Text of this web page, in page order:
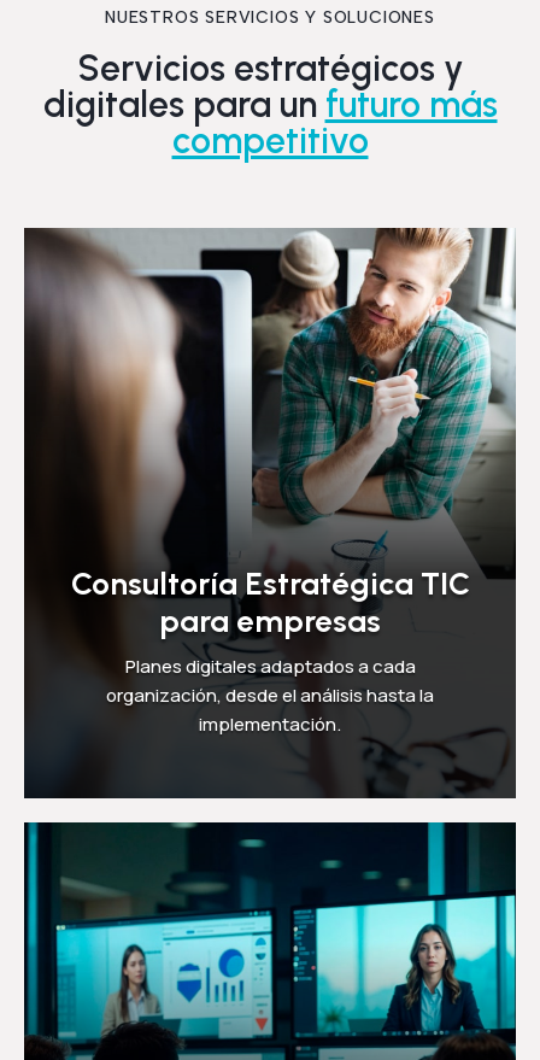
NUESTROS SERVICIOS Y SOLUCIONES
Servicios estratégicos y
digitales para un futuro más
competitivo
Consultoría Estratégica TIC
para empresas
Planes digitales adaptados a cada
organización, desde el análisis hasta la
implementación.